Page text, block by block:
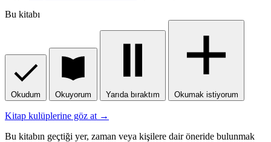
Bu kitabı
Okudum Okuyorum Yarıda bıraktım Okumak istiyorum
Kitap kulüplerine göz at →
Bu kitabın geçtiği yer, zaman veya kişilere dair öneride bulunmak